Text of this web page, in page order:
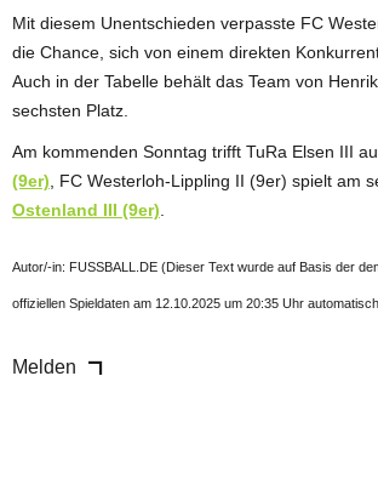
Mit diesem Unentschieden verpasste FC
die Chance, sich von einem direkten
Auch in der Tabelle behält das Team von
sechsten Platz.
Am kommenden Sonntag trifft TuRa Elsen III
(9er) , FC Westerloh-Lippling II (9er) spielt am
Ostenland III (9er)
Autor/-in: FUSSBALL.DE (Dieser Text wurde auf Basis der
offiziellen Spieldaten am 12.10.2025 um 20:35 Uhr
Melden